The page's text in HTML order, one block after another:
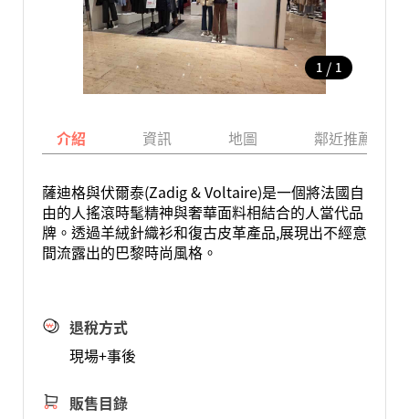
1 / 1
介紹 資訊 地圖 鄰近推薦景點
薩迪格與伏爾泰(Zadig & Voltaire)是一個將法國自
由的人搖滾時髦精神與奢華面料相結合的人當代品
牌。透過羊絨針織衫和復古皮革產品,展現出不經意
間流露出的巴黎時尚風格。
退稅方式
現場+事後
販售目錄